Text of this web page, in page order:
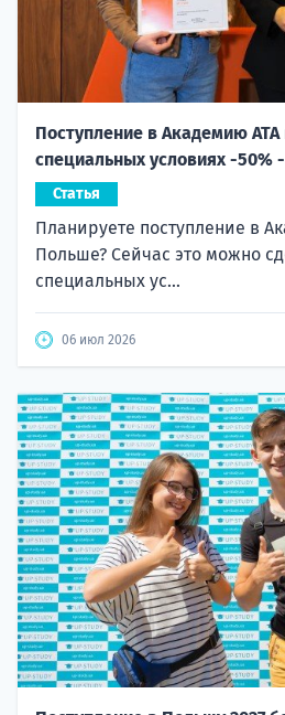
Поступление в Академию
специальных условиях -50%
Статья
Планируете поступление в
Польше? Сейчас это можно
специальных ус...
06 июл 2026